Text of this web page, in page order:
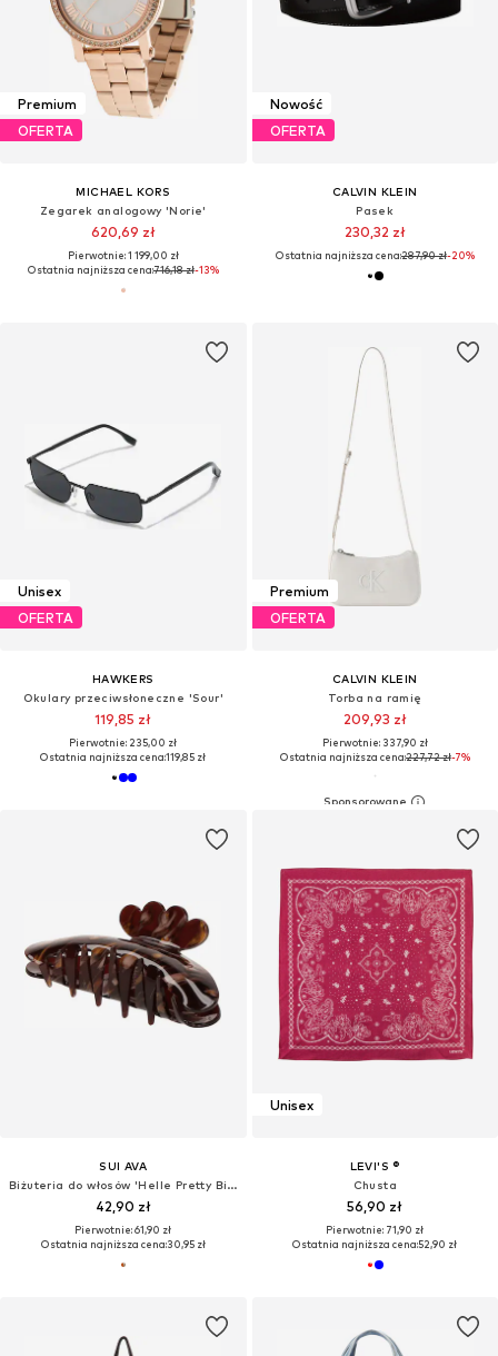
Premium
OFERTA
MICHAEL KORS
Zegarek analogowy 'Norie'
620,69 zł
Pierwotnie: 1 199,00 zł
Ostatnia najniższa cena:716,18 zł-13%
Nowość
OFERTA
CALVIN KLEIN
Pasek
230,32 zł
Ostatnia najniższa cena:287,90 zł-20%
Unisex
OFERTA
HAWKERS
Okulary przeciwsłoneczne 'Sour'
119,85 zł
Pierwotnie: 235,00 zł
Ostatnia najniższa cena:119,85 zł
Premium
OFERTA
CALVIN KLEIN
Torba na ramię
209,93 zł
Pierwotnie: 337,90 zł
Ostatnia najniższa cena:227,72 zł-7%
SUI AVA
Biżuteria do włosów 'Helle Pretty Big'
42,90 zł
Pierwotnie: 61,90 zł
Ostatnia najniższa cena:30,95 zł
Unisex
LEVI'S ®
Chusta
56,90 zł
Pierwotnie: 71,90 zł
Ostatnia najniższa cena:52,90 zł